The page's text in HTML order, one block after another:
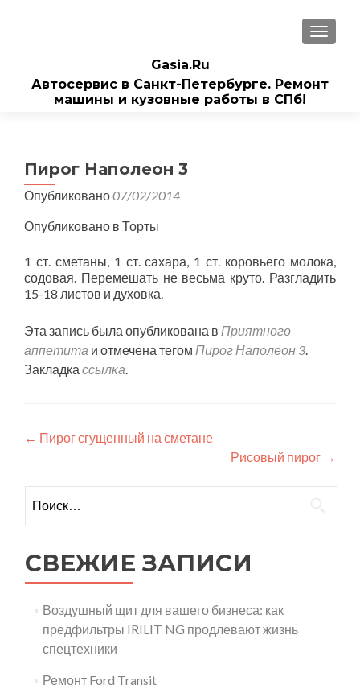
Gasia.Ru
Автосервис в Санкт-Петербурге. Ремонт
машины и кузовные работы в СПб!
Пирог Наполеон 3
Опубликовано07/02/2014
Опубликовано в Торты
1 ст. сметаны, 1 ст. сахара, 1 ст. коровьего молока,
содовая. Перемешать не весьма круто. Разгладить
15-18 листов и духовка.
Эта запись была опубликована в Приятного
аппетита и отмечена тегом Пирог Наполеон 3.
Закладка ссылка.
Навигация
записям
← Пирог сгущенный на сметане
Рисовый пирог →
СВЕЖИЕ ЗАПИСИ
Воздушный щит для вашего бизнеса: как
предфильтры IRILIT NG продлевают жизнь
спецтехники
Ремонт Ford Transit